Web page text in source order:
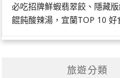
必吃招牌鮮蝦翡翠餃、隱藏版
餛飩酸辣湯，宜蘭TOP 10 好
旅遊分類